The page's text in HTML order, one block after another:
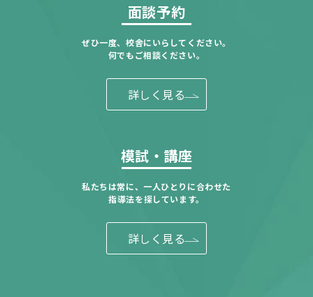
面談予約
ぜひ一度、校舎にいらしてください。
何でもご相談ください。
詳しく見る
模試・講座
私たちは常に、一人ひとりに合わせた
指導法を探しています。
詳しく見る